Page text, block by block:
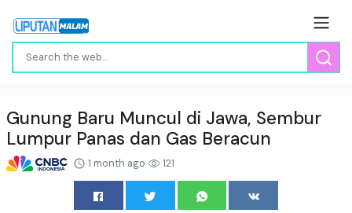
Gunung Baru Muncul di Jawa, Sembur
Lumpur Panas dan Gas Beracun
1 month ago 121